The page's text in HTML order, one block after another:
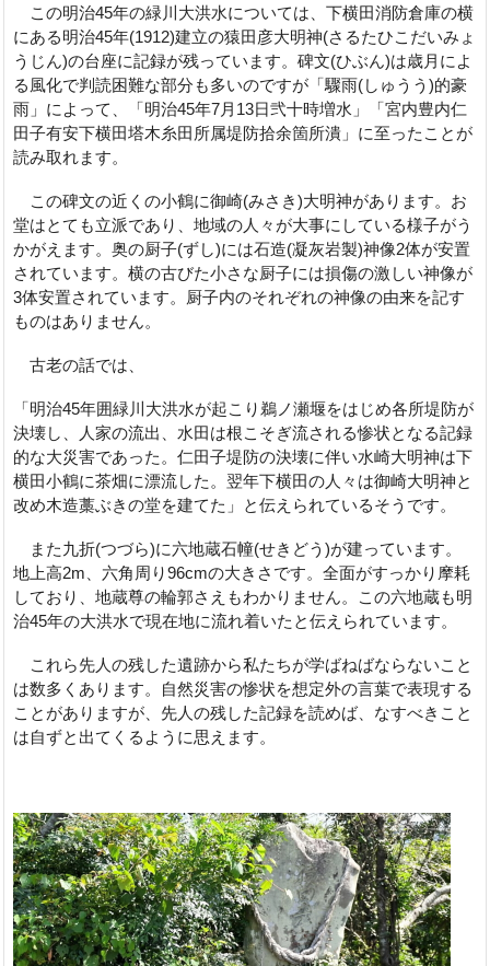
この明治45年の緑川大洪水については、下横田消防倉庫の横
にある明治45年(1912)建立の猿田彦大明神(さるたひこだいみょ
うじん)の台座に記録が残っています。碑文(ひぶん)は歳月によ
る風化で判読困難な部分も多いのですが「驟雨(しゅうう)的豪
雨」によって、「明治45年7月13日弐十時増水」「宮内豊内仁
田子有安下横田塔木糸田所属堤防拾余箇所潰」に至ったことが
読み取れます。
この碑文の近くの小鶴に御崎(みさき)大明神があります。お
堂はとても立派であり、地域の人々が大事にしている様子がう
かがえます。奥の厨子(ずし)には石造(凝灰岩製)神像2体が安置
されています。横の古びた小さな厨子には損傷の激しい神像が
3体安置されています。厨子内のそれぞれの神像の由来を記す
ものはありません。
古老の話では、
「明治45年囲緑川大洪水が起こり鵜ノ瀬堰をはじめ各所堤防が
決壊し、人家の流出、水田は根こそぎ流される惨状となる記録
的な大災害であった。仁田子堤防の決壊に伴い水崎大明神は下
横田小鶴に茶畑に漂流した。翌年下横田の人々は御崎大明神と
改め木造藁ぶきの堂を建てた」と伝えられているそうです。
また九折(つづら)に六地蔵石幢(せきどう)が建っています。
地上高2m、六角周り96cmの大きさです。全面がすっかり摩耗
しており、地蔵尊の輪郭さえもわかりません。この六地蔵も明
治45年の大洪水で現在地に流れ着いたと伝えられています。
これら先人の残した遺跡から私たちが学ばねばならないこと
は数多くあります。自然災害の惨状を想定外の言葉で表現する
ことがありますが、先人の残した記録を読めば、なすべきこと
は自ずと出てくるように思えます。